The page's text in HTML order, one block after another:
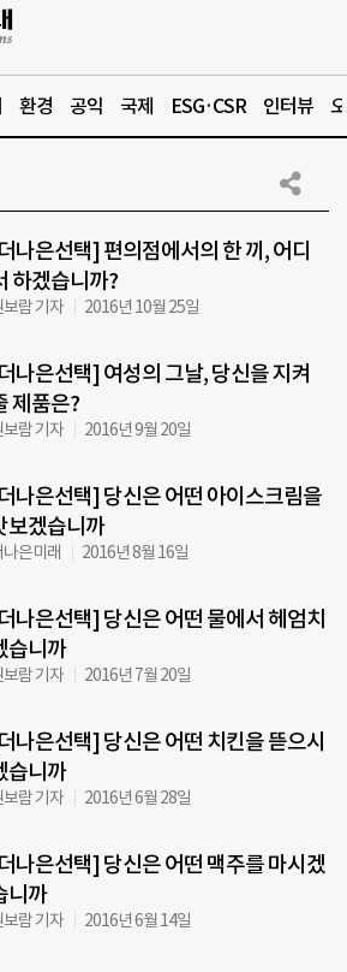
환경 공익 국제 ESG·CSR 인터뷰
나은선택] 편의점에서의 한 끼, 어디
하겠습니까?
보람 기자 2016년 10월 25일
나은선택] 여성의 그날, 당신을 지켜
제품은?
보람 기자 2016년 9월 20일
나은선택] 당신은 어떤 아이스크림을
보겠습니까
나은미래 2016년 8월 16일
나은선택] 당신은 어떤 물에서 헤엄치
습니까
보람 기자 2016년 7월 20일
나은선택] 당신은 어떤 치킨을 뜯으시
습니까
보람 기자 2016년 6월 28일
나은선택] 당신은 어떤 맥주를 마시겠
니까
보람 기자 2016년 6월 14일